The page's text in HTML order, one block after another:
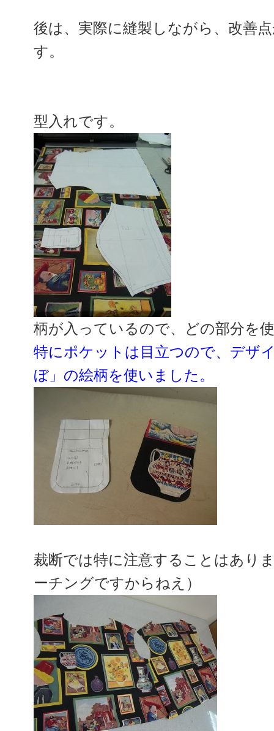
後は、実際に縫製しながら、改善
す。
型入れです。
柄が入っているので、どの部分を
特にポケットは目立つので、デザ
ぼ」の絵柄を使いました。
裁断では特に注意することはあり
ーチングですからねえ）